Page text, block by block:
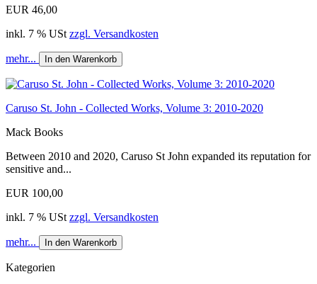
EUR 46,00
inkl. 7 % USt zzgl. Versandkosten
mehr... In den Warenkorb
Caruso St. John - Collected Works, Volume 3: 2010-2020
Mack Books
Between 2010 and 2020, Caruso St John expanded its reputation for
sensitive and...
EUR 100,00
inkl. 7 % USt zzgl. Versandkosten
mehr... In den Warenkorb
Kategorien